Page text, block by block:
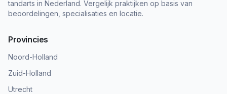
tandarts in Nederland. Vergelijk praktijken op basis van
beoordelingen, specialisaties en locatie.
Provincies
Noord-Holland
Zuid-Holland
Utrecht